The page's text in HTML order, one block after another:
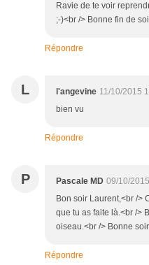
Ravie de te voir
;-)<br /> Bonne fin de
Répondre
L l'angevine 11/10/2015
bien vu
Répondre
P Pascale MD 09/10/
Bon soir Laurent,<br />
que tu as faite là.<br />
oiseau.<br /> Bonne
Répondre